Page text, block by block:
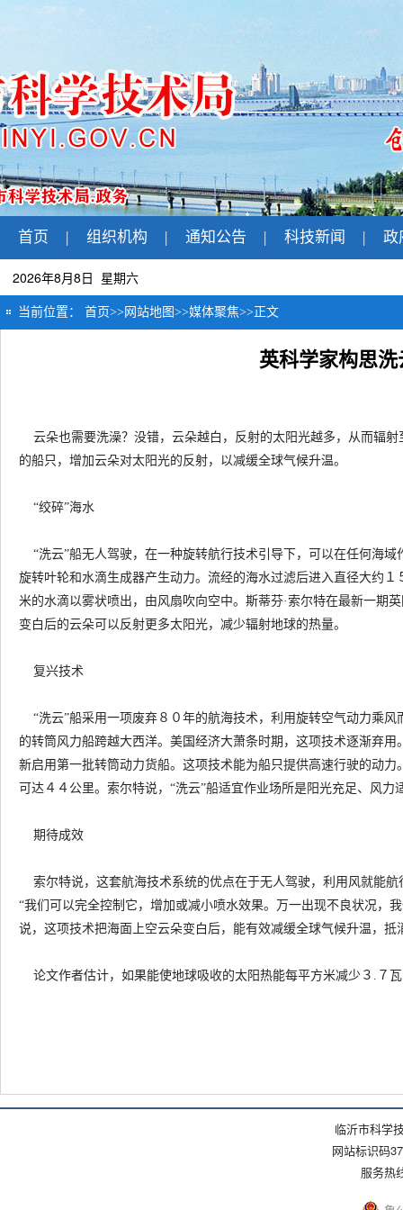
首页 | 组织机构 | 通知公告 | 科技新闻 | 政
2026年8月8日 星期六
当前位置： 首页>> 网站地图>>媒体聚焦>> 正文
英科学家构思
云朵也需要洗澡？没错，云朵越白，反射的太阳光越多，从而辐
的船只，增加云朵对太阳光的反射，以减缓全球气候升温。
“绞碎”海水
“洗云”船无人驾驶，在一种旋转航行技术引导下，可以在任何海
旋转叶轮和水滴生成器产生动力。流经的海水过滤后进入直径大约
米的水滴以雾状喷出，由风扇吹向空中。斯蒂芬·索尔特在最新一期
变白后的云朵可以反射更多太阳光，减少辐射地球的热量。
复兴技术
“洗云”船采用一项废弃８０年的航海技术，利用旋转空气动力乘风
的转筒风力船跨越大西洋。美国经济大萧条时期，这项技术逐渐弃
新启用第一批转筒动力货船。这项技术能为船只提供高速行驶的动
可达４４公里。索尔特说，“洗云”船适宜作业场所是阳光充足、风
期待成效
索尔特说，这套航海技术系统的优点在于无人驾驶，利用风就能
“我们可以完全控制它，增加或减小喷水效果。万一出现不良状况，
说，这项技术把海面上空云朵变白后，能有效减缓全球气候升温，
论文作者估计，如果能使地球吸收的太阳热能每平方米减少３.７
临沂市科学
网站标识码
服务热